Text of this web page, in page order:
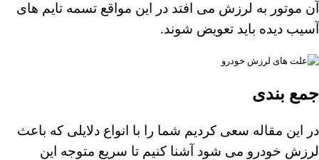
آن موتور به لرزش می افتد در این مواقع تسمه تایم های
آسیب دیده باید تعویض شوند.
جمع بندی
در این مقاله سعی کردیم شما را با انواع دلایلی که باعث
لرزش خودرو می شود آشنا کنیم تا سریع متوجه این